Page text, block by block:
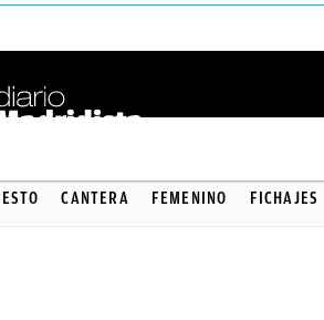
CANTERA FEMENINO FICHAJES